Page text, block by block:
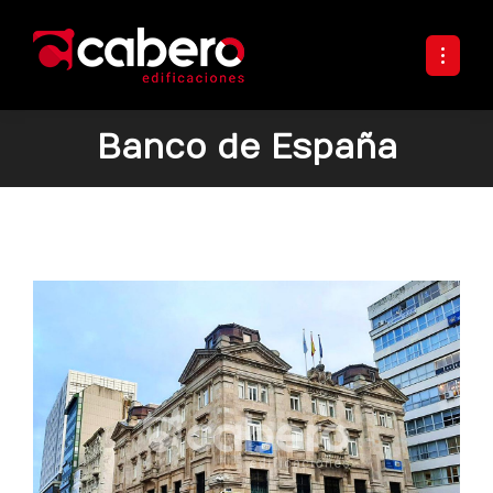
Banco de España